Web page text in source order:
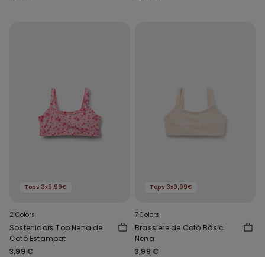
Tops 3x9,99€
2 Colors
Sostenidors Top Nena de
Cotó Estampat
3,99 €
Tops 3x9,99€
7 Colors
Brassiere de Cotó Bàsic
Nena
3,99 €